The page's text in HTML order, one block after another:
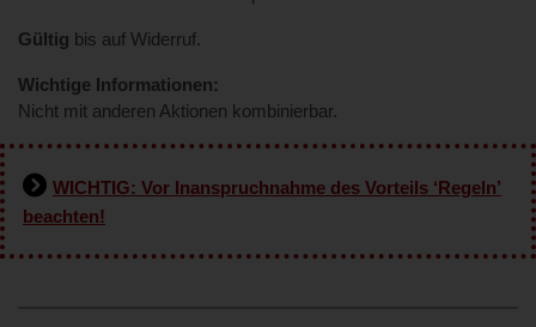
Gültig bis auf Widerruf.
Wichtige Informationen:
Nicht mit anderen Aktionen kombinierbar.
WICHTIG: Vor Inanspruchnahme des Vorteils ‘Regeln’
beachten!